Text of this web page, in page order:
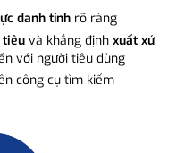
danh tính rõ ràng
và khẳng định xuất xứ
với người tiêu dùng
công cụ tìm kiếm